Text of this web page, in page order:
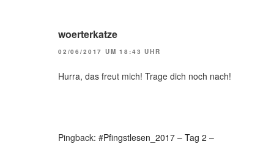
woerterkatze
02/06/2017 UM 18:43 UHR
Hurra, das freut mich! Trage dich noch nach!
Pingback: #Pfingstlesen_2017 – Tag 2 –